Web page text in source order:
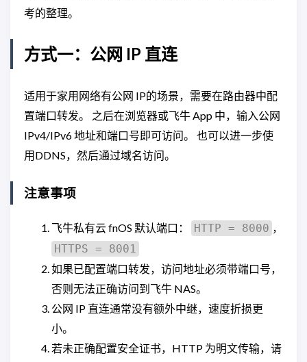
考的整理。
方式一：公网 IP 直连
适用于家用网络有公网 IP的场景，需要在路由器中配
置端口转发。 之后在浏览器或飞牛 App 中，输入公网
IPv4/IPv6 地址和端口号即可访问。 也可以进一步使
用DDNS，然后通过域名访问。
注意事项
飞牛私有云 fnOS 默认端口： HTTP = 8000 ，
HTTPS = 8001
如果已配置端口转发，访问地址必须带端口号，
否则无法正确访问到飞牛 NAS。
公网 IP 直连通常没有额外中继，速度折损更
小。
若未正确配置安全证书，HTTP 为明文传输，请